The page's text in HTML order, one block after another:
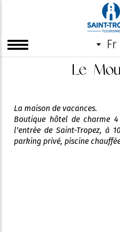
fr
Le
La maison de vacances.
Boutique hôtel de charme
l’entrée de Saint-Tropez, à
parking privé, piscine